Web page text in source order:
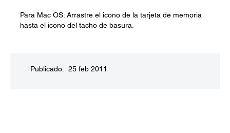
Para Mac OS: Arrastre el icono de la tarjeta de memoria
hasta el icono del tacho de basura.
Publicado: 25 feb 2011